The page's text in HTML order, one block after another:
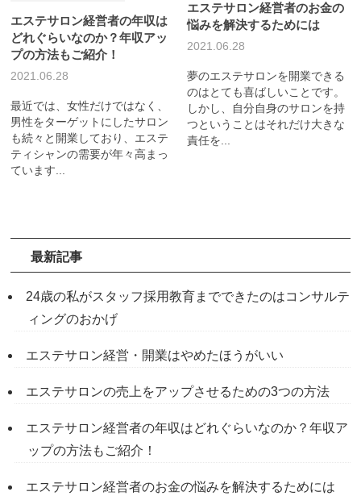
エステサロン経営者の年収は
どれぐらいなのか？年収アッ
プの方法もご紹介！
2021.06.28
最近では、女性だけではなく、
男性をターゲットにしたサロン
も続々と開業しており、エステ
ティシャンの需要が年々高まっ
ています...
エステサロン経営者のお金の
悩みを解決するためには
2021.06.28
夢のエステサロンを開業できる
のはとても喜ばしいことです。
しかし、自分自身のサロンを持
つということはそれだけ大きな
責任を...
最新記事
24歳の私がスタッフ採用教育までできたのはコンサルテ
ィングのおかげ
エステサロン経営・開業はやめたほうがいい
エステサロンの売上をアップさせるための3つの方法
エステサロン経営者の年収はどれぐらいなのか？年収ア
ップの方法もご紹介！
エステサロン経営者のお金の悩みを解決するためには